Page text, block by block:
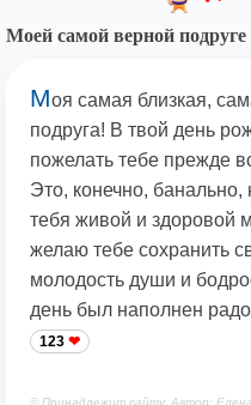
Моей самой верной подруге
Моя самая близкая,
подруга! В твой день
пожелать тебе прежде
Это, конечно, банально,
тебя живой и здоровой
желаю тебе сохранить
молодость души и
день был наполнен
123
© Принадлежит сайту. Автор: